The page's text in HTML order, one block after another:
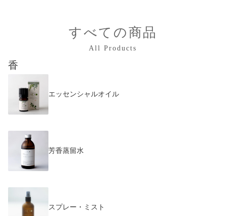
すべての商品
All Products
香
エッセンシャルオイル
芳香蒸留水
スプレー・ミスト